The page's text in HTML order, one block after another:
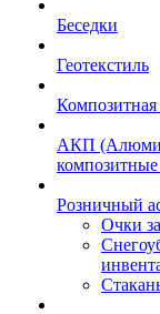
Беседки
Геотекстиль
Композитная
АКП
Розничный
Очки